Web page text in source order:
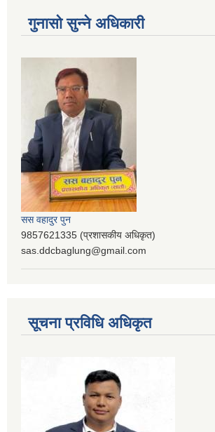
गुनासो सुन्ने अधिकारी
सस वहादुर पुन
9857621335 (प्रशासकीय अधिकृत)
sas.ddcbaglung@gmail.com
सूचना प्रविधि अधिकृत